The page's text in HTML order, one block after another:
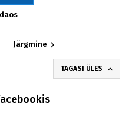
Järgmine 
TAGASI ÜLES 